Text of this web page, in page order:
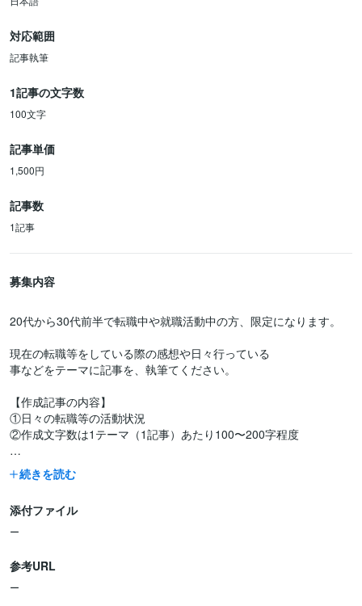
対応範囲
記事執筆
1記事の文字数
100文字
記事単価
1,500円
記事数
1記事
募集内容
20代から30代前半で転職中や就職活動中の方、限定になります。
現在の転職等をしている際の感想や日々行っている
事などをテーマに記事を、執筆てください。
【作成記事の内容】
①日々の転職等の活動状況
②作成文字数は1テーマ（1記事）あたり100〜200字程度
【応募にあたり以下を教えてください】
①年齢
③お住まいの都道府県
④勤務希望地（都道府県や地域など）
⑥現状（不動産の営業、金融関係の事務で就職中、無職など）
続きを読む
添付ファイル
ー
参考URL
ー